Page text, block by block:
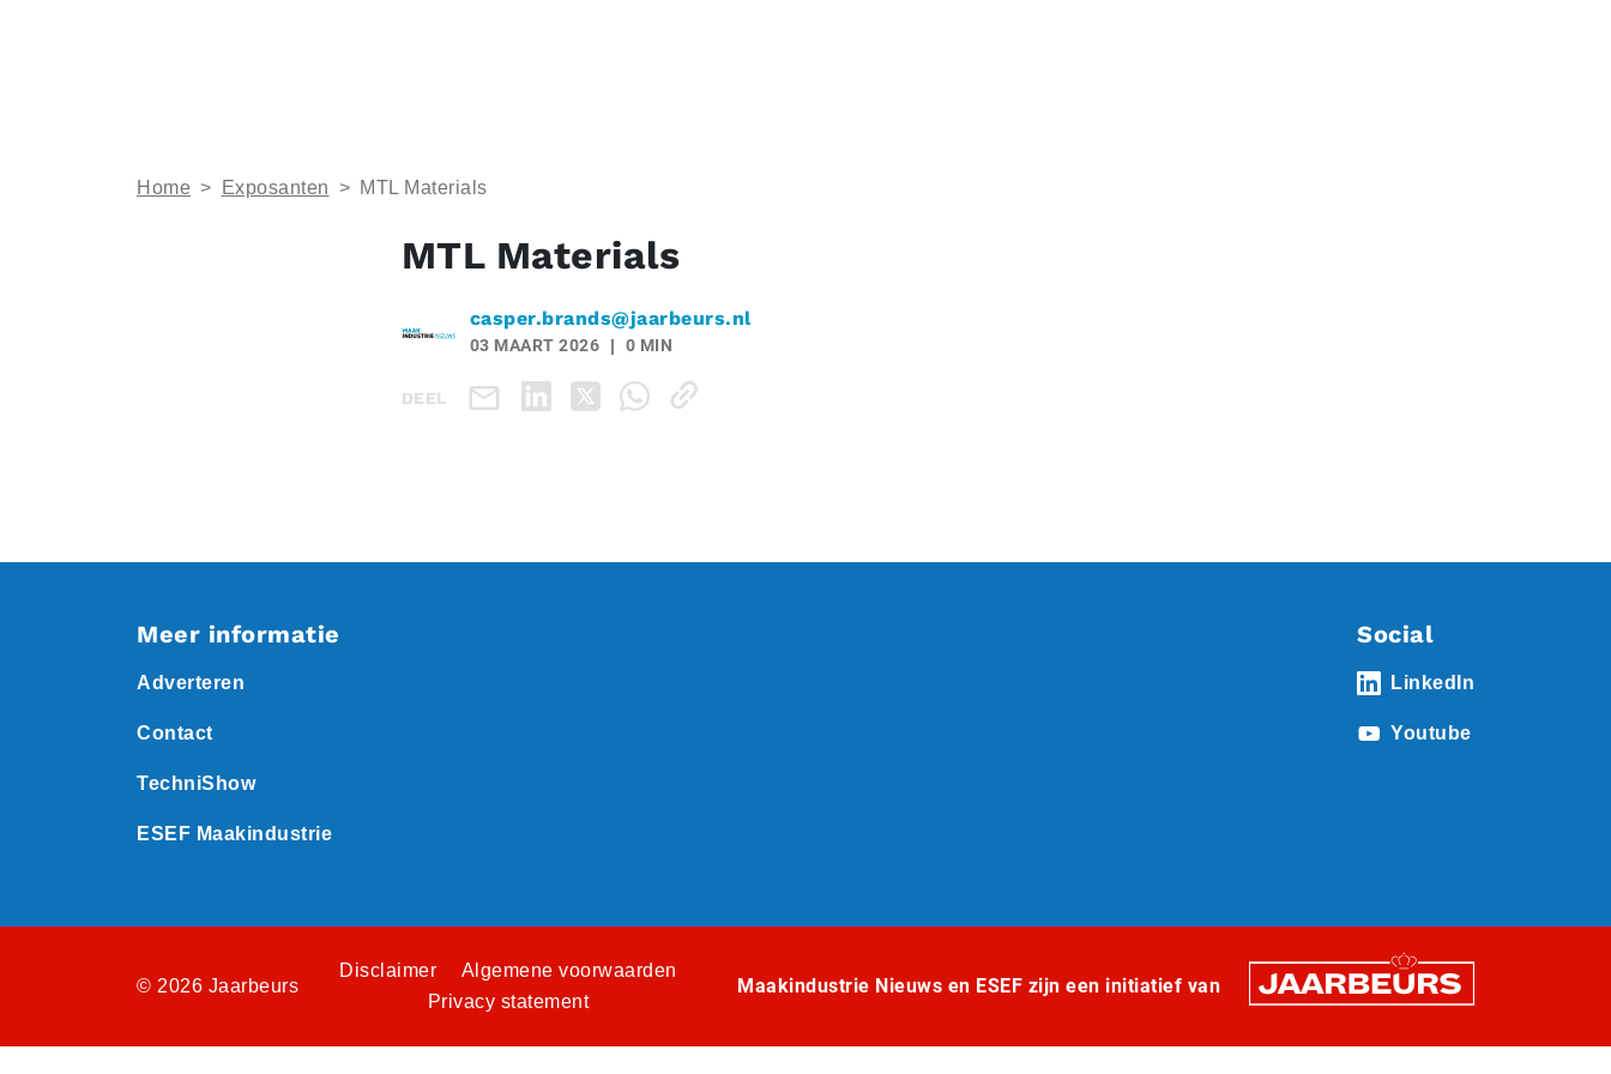
Home > Exposanten > MTL Materials
MTL Materials
casper.brands@jaarbeurs.nl
03 MAART 2026 0 MIN
DEEL
Meer informatie
Adverteren
Contact
TechniShow
ESEF Maakindustrie
Social
LinkedIn
Youtube
© 2026 Jaarbeurs
Disclaimer
Algemene voorwaarden
Privacy statement
Maakindustrie Nieuws en ESEF zijn een initiatief van